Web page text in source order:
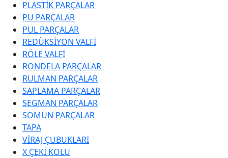
PLASTİK PARÇALAR
PU PARÇALAR
PUL PARÇALAR
REDÜKSİYON VALFİ
RÖLE VALFİ
RONDELA PARÇALAR
RULMAN PARÇALAR
SAPLAMA PARÇALAR
SEGMAN PARÇALAR
SOMUN PARÇALAR
TAPA
VİRAJ ÇUBUKLARI
X ÇEKİ KOLU